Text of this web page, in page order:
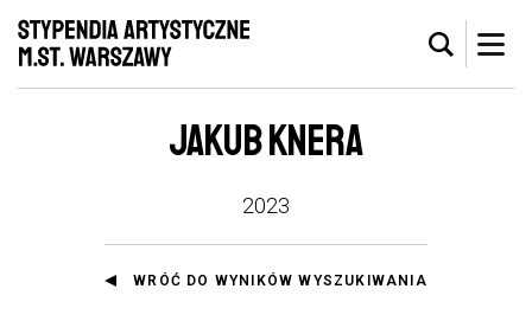
JAKUB KNERA
2023
WRÓĆ DO WYNIKÓW WYSZUKIWANIA